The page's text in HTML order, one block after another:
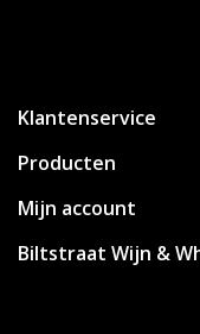
Klantenservice
Producten
Mijn account
Biltstraat Wijn &